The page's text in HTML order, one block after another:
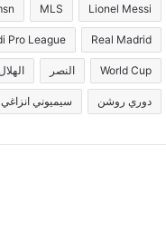
Lionel Messi
MLS
Real Madrid
Pro League
World Cup النصر الهلال
دوري روشن سيميوني انزاغي